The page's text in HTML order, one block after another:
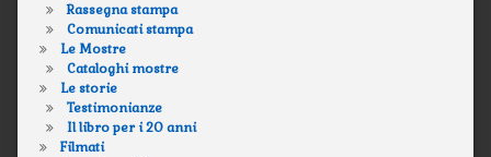
Rassegna stampa
Comunicati stampa
Le Mostre
Cataloghi mostre
Le storie
Testimonianze
Il libro per i 20 anni
Filmati